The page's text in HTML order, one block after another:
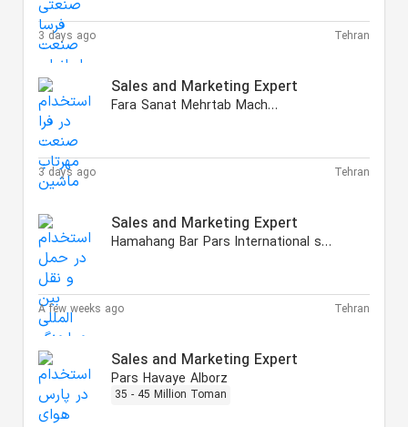
3 days ago Tehran
Sales and Marketing Expert
Fara Sanat Mehrtab Machine
3 days ago Tehran
Sales and Marketing Expert
Hamahang Bar Pars International shipping
A few weeks ago Tehran
Sales and Marketing Expert
Pars Havaye Alborz
35 - 45 Million Toman